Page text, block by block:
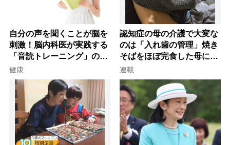
自分の声を聞くことが脳を
刺激！脳内科医が実践する
「音読トレーニング」の極
意
健康
認知症の母の介護で大変な
のは「入れ歯の管理」焼き
そばをほぼ完食した母に息
子が血の気が引いた理由
連載